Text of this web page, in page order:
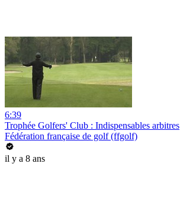
6:39
Trophée Golfers' Club : Indispensables arbitres
Fédération française de golf (ffgolf)
il y a 8 ans